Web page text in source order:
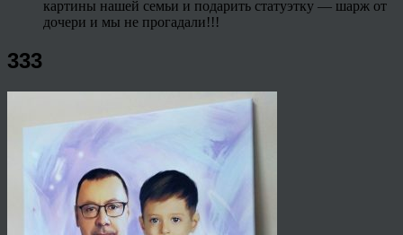
картины нашей семьи и подарить статуэтку — шарж от
дочери и мы не прогадали!!!
333